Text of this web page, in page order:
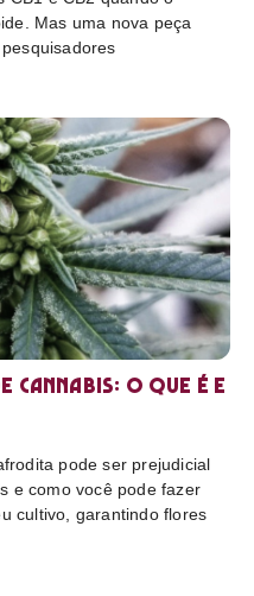
Mas uma nova peça
O que é e
pode ser prejudicial
e como você pode fazer
cultivo, garantindo flores